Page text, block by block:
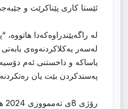
ئێستا کاری پێناکرێت و
لە راگەیێندراوەکەدا
لەسەر یەکلاکردنەوەی
یاساکە و داخستنی ئەم
پەسندکردن بێت یان